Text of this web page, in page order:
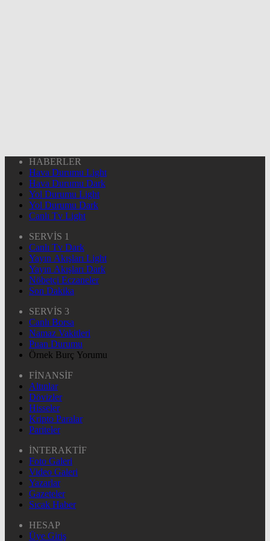
HABERLER
Hava Durumu Light
Hava Durumu Dark
Yol Durumu Light
Yol Durumu Dark
Canlı Tv Light
SERVİS 1
Canlı Tv Dark
Yayın Akışları Light
Yayın Akışları Dark
Nöbetçi Eczaneler
Son Dakika
SERVİS 3
Canlı Borsa
Namaz Vakitleri
Puan Durumu
Örnek Burç Yorumu
FİNANSİF
Altınlar
Dövizler
Hisseler
Kripto Paralar
Pariteler
İNTERAKTİF
Foto Galeri
Video Galeri
Yazarlar
Gazeteler
Sıcak Haber
HESAP
Üye Giriş